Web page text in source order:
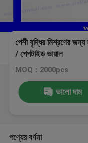
পেশী বৃদ্ধির মিশ্রণের
/ পেপটাইড ভায়াল
MOQ：2000pcs
ভালো দাম
পণ্যের বর্ণনা